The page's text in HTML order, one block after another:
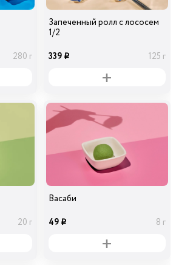
280 г
Запеченный ролл с лососем
1/2
339 i 125 г
20 г
Васаби
49 i 8 г